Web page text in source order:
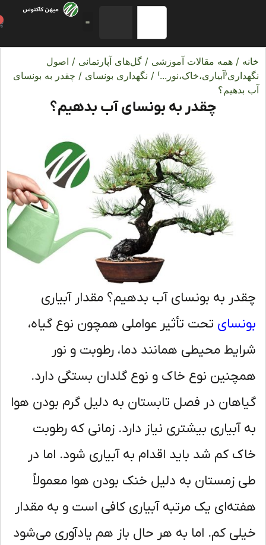
/همه مقالات آموزشی/گل‌های آپارتمانی/اصول
/ نگهداری بونسای/ چقدر به بونسای
چقدر به بونسای آب بدهیم؟
به بونسای آب بدهیم؟ مقدار آبیاری
تحت تأثیر عواملی همچون نوع گیاه،
محیطی همانند دما، رطوبت و نور
نوع خاک و نوع گلدان بستگی دارد.
در فصل تابستان به دلیل گرم بودن هوا
آبیاری بیشتری نیاز دارد. زمانی که رطوبت
کم شد باید اقدام به آبیاری شود. اما در
زمستان به دلیل خنک بودن هوا معمولاً
یک مرتبه آبیاری کافی است و به مقدار
کم. اما به هر حال باز هم یادآوری می‌شود